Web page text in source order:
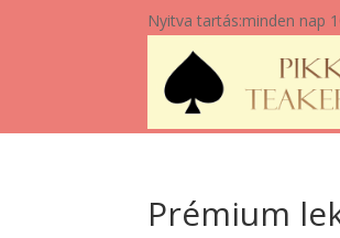
Nyitva tartás:minden nap
Prémium